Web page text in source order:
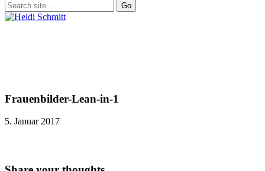
Frauenbilder-Lean-in-1
5. Januar 2017